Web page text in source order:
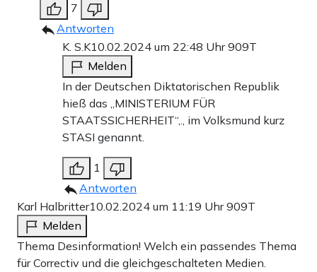
7
Antworten
K. S.K10.02.2024 um 22:48 Uhr909T
Melden
In der Deutschen Diktatorischen Republik
hieß das „MINISTERIUM FÜR
STAATSSICHERHEIT“,., im Volksmund kurz
STASI genannt.
1
Antworten
Karl Halbritter10.02.2024 um 11:19 Uhr909T
Melden
Thema Desinformation! Welch ein passendes Thema
für Correctiv und die gleichgeschalteten Medien.